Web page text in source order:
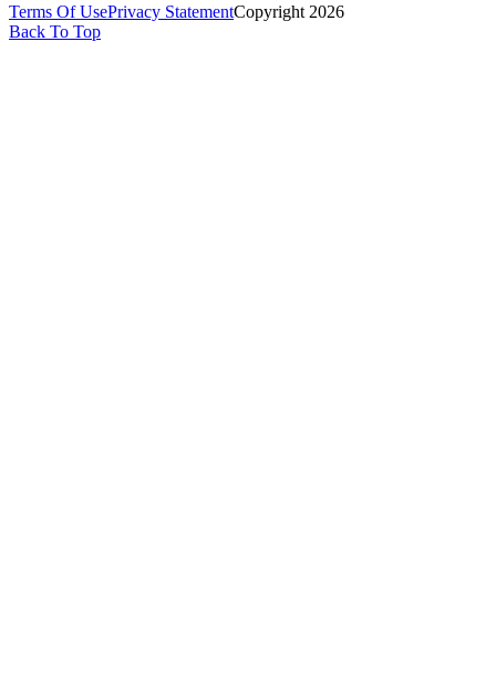
Terms Of UsePrivacy StatementCopyright 2026
Back To Top